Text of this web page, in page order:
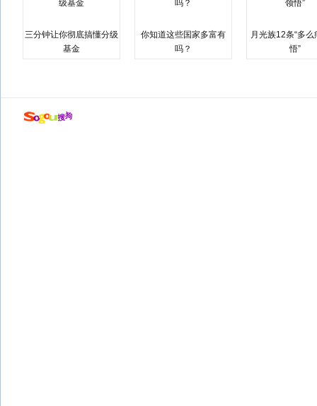
三分钟让你彻底搞懂分级
基金
你知道这些国家多富有
吗？
月光族12条“多么
悟”